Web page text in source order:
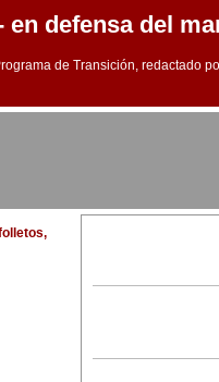
en defensa del
de Transición, redactado